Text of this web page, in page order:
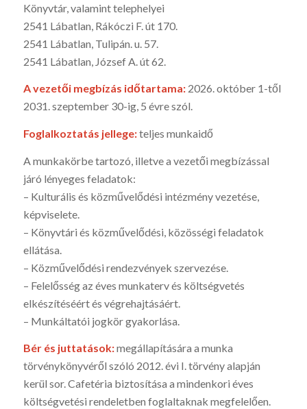
Könyvtár, valamint telephelyei
2541 Lábatlan, Rákóczi F. út 170.
2541 Lábatlan, Tulipán. u. 57.
2541 Lábatlan, József A. út 62.
A vezetői megbízás időtartama:2026. október 1-től
2031. szeptember 30-ig, 5 évre szól.
Foglalkoztatás jellege:teljes munkaidő
A munkakörbe tartozó, illetve a vezetői megbízással
járó lényeges feladatok:
– Kulturális és közművelődési intézmény vezetése,
képviselete.
– Könyvtári és közművelődési, közösségi feladatok
ellátása.
– Közművelődési rendezvények szervezése.
– Felelősség az éves munkaterv és költségvetés
elkészítéséért és végrehajtásáért.
– Munkáltatói jogkör gyakorlása.
Bér és juttatások:megállapítására a munka
törvénykönyvéről szóló 2012. évi I. törvény alapján
kerül sor. Cafetéria biztosítása a mindenkori éves
költségvetési rendeletben foglaltaknak megfelelően.